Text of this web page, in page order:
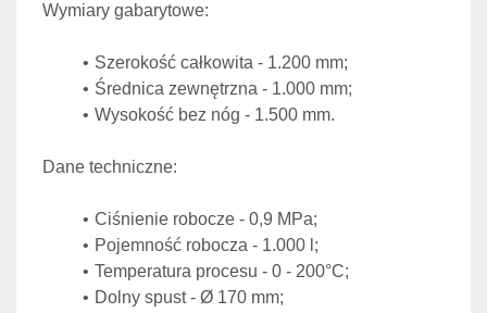
Wymiary gabarytowe:
Szerokość całkowita - 1.200 mm;
Średnica zewnętrzna - 1.000 mm;
Wysokość bez nóg - 1.500 mm.
Dane techniczne:
Ciśnienie robocze - 0,9 MPa;
Pojemność robocza - 1.000 l;
Temperatura procesu - 0 - 200°C;
Dolny spust - Ø 170 mm;